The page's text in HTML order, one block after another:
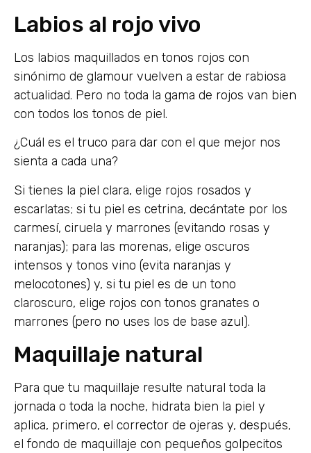
Labios al rojo vivo
Los labios maquillados en tonos rojos con
sinónimo de glamour vuelven a estar de rabiosa
actualidad. Pero no toda la gama de rojos van bien
con todos los tonos de piel.
¿Cuál es el truco para dar con el que mejor nos
sienta a cada una?
Si tienes la piel clara, elige rojos rosados y
escarlatas; si tu piel es cetrina, decántate por los
carmesí, ciruela y marrones (evitando rosas y
naranjas); para las morenas, elige oscuros
intensos y tonos vino (evita naranjas y
melocotones) y, si tu piel es de un tono
claroscuro, elige rojos con tonos granates o
marrones (pero no uses los de base azul).
Maquillaje natural
Para que tu maquillaje resulte natural toda la
jornada o toda la noche, hidrata bien la piel y
aplica, primero, el corrector de ojeras y, después,
el fondo de maquillaje con pequeños golpecitos